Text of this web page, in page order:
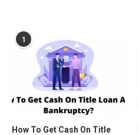
1
How To Get Cash On Title